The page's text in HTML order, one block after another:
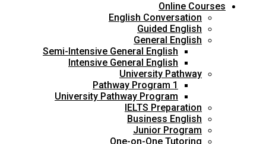
Online Courses
English Conversation
Guided English
General English
Semi-Intensive General English
Intensive General English
University Pathway
Pathway Program 1
University Pathway Program
IELTS Preparation
Business English
Junior Program
One-on-One Tutoring